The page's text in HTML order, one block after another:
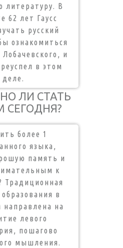
литературу. В
62 лет Гаусс
русский
ознакомиться
и
в этом
деле.
ЛИ СТАТЬ
СЕГОДНЯ?
более 1
языка,
память и
к
Традиционная
в
направлена на
левого
пошагово
мышления.